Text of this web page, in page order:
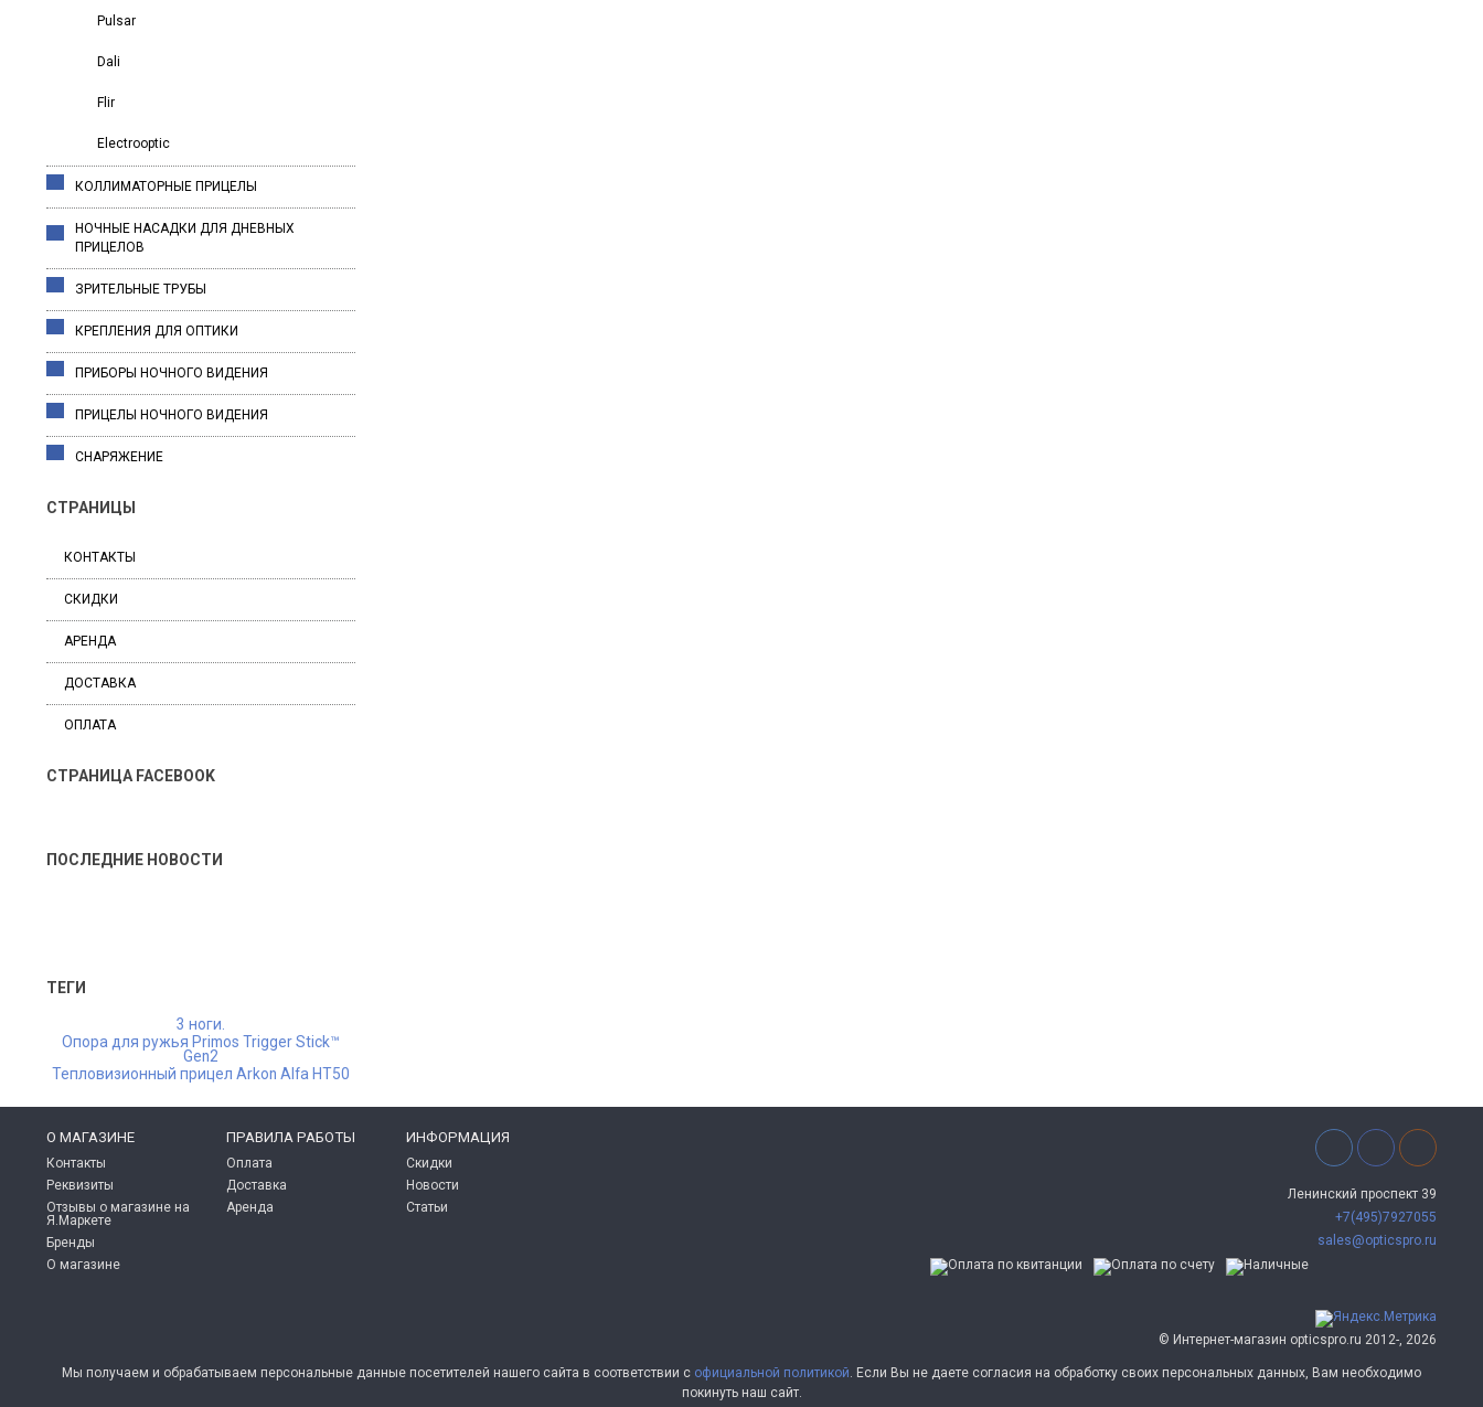
Pulsar
Dali
Flir
Electrooptic
КОЛЛИМАТОРНЫЕ ПРИЦЕЛЫ
НОЧНЫЕ НАСАДКИ ДЛЯ ДНЕВНЫХ
ПРИЦЕЛОВ
ЗРИТЕЛЬНЫЕ ТРУБЫ
КРЕПЛЕНИЯ ДЛЯ ОПТИКИ
ПРИБОРЫ НОЧНОГО ВИДЕНИЯ
ПРИЦЕЛЫ НОЧНОГО ВИДЕНИЯ
СНАРЯЖЕНИЕ
СТРАНИЦЫ
КОНТАКТЫ
СКИДКИ
АРЕНДА
ДОСТАВКА
ОПЛАТА
СТРАНИЦА FACEBOOK
ПОСЛЕДНИЕ НОВОСТИ
ТЕГИ
3 ноги.
Опора для ружья Primos Trigger Stick™
Gen2
Тепловизионный прицел Arkon Alfa HT50
O МАГАЗИНЕ
Контакты
Реквизиты
Отзывы о магазине на
Я.Маркете
Бренды
О магазине
ПРАВИЛА РАБОТЫ
Оплата
Доставка
Аренда
ИНФОРМАЦИЯ
Скидки
Новости
Статьи
Ленинский проспект 39
+7(495)7927055
sales@opticspro.ru
© Интернет-магазин opticspro.ru 2012-, 2026
Мы получаем и обрабатываем персональные данные посетителей нашего сайта в соответствии с официальной политикой . Если Вы не даете согласия на обработку своих персональных данных, Вам необходимо
покинуть наш сайт.